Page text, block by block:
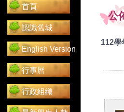
首頁
認識舊城
English Version
行事曆
行政組織
公
112學